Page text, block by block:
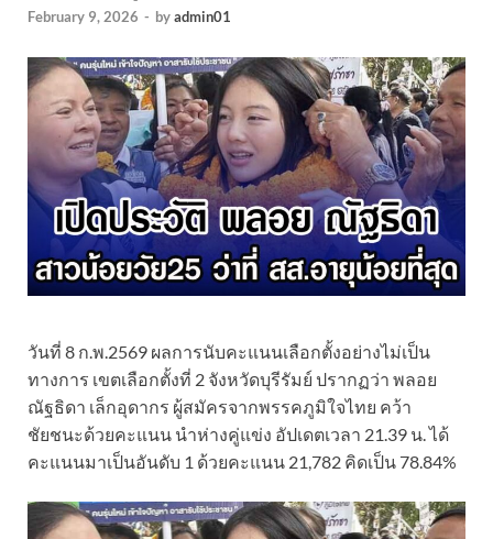
February 9, 2026 - byadmin01
วันที่ 8 ก.พ.2569 ผลการนับคะแนนเลือกตั้งอย่างไม่เป็น
ทางการ เขตเลือกตั้งที่ 2 จังหวัดบุรีรัมย์ ปรากฏว่า พลอย
ณัฐธิดา เล็กอุดากร ผู้สมัครจากพรรคภูมิใจไทย คว้า
ชัยชนะด้วยคะแนน นำห่างคู่แข่ง อัปเดตเวลา 21.39 น. ได้
คะแนนมาเป็นอันดับ 1 ด้วยคะแนน 21,782 คิดเป็น 78.84%